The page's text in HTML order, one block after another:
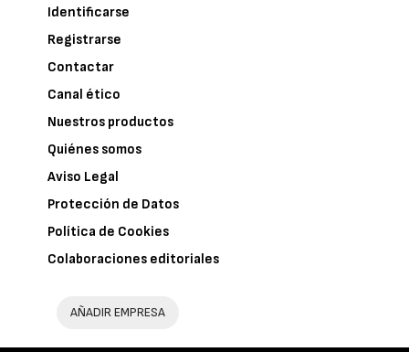
Identificarse
Registrarse
Contactar
Canal ético
Nuestros productos
Quiénes somos
Aviso Legal
Protección de Datos
Política de Cookies
Colaboraciones editoriales
AÑADIR EMPRESA